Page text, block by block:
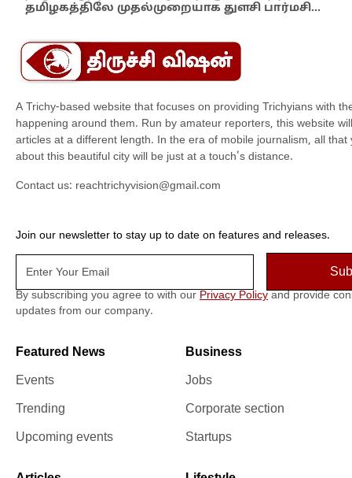
தமிழகத்திலே முதல்முறையாக துளசி பார்மசி…
A Trichy-based website that focuses on providing Trichyians with
happening around them. Run by amateur reporters, this website
articles at a different length. In the era of mobile journalism, all that
about this beautiful city will be just at a touch's distance.
Contact us: reachtrichyvision@gmail.com
Join our newsletter to stay up to date on features and releases.
By subscribing you agree to with our Privacy Policy and provide
updates from our company.
Featured News
Events
Trending
Upcoming events
Business
Jobs
Corporate section
Startups